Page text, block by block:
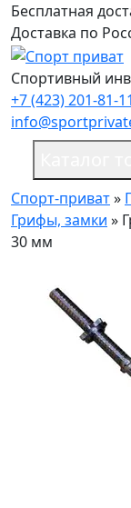
Бесплатная
Доставка по
Спортивный
+7 (423) 201-81-11
Спорт-приват»
Грифы, замки »
30 мм